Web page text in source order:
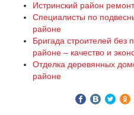
Истринский район
Специалисты по
районе
Бригада строителей без
районе – качество и
Отделка деревянных
районе